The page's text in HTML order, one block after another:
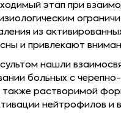
этап при
из
и привлекают
нашли
больных с
растворимой
нейтрофилов